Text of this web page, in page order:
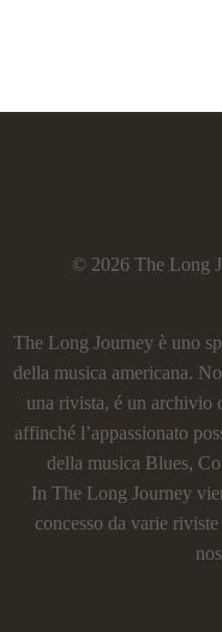
© 2026 The Long
The Long Journey è uno
della musica americana.
una rivista, é un archivio
affinché l’appassionato
della musica Blues,
In The Long Journey
concesso da varie